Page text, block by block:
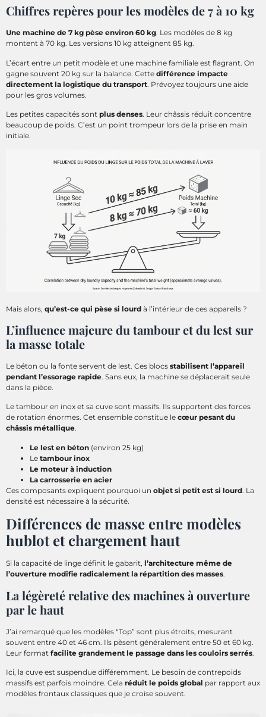
Chiffres repères pour les modèles de 7 à 10 kg
Une machine de 7 kg pèse environ 60 kg. Les modèles de 8 kg
montent à 70 kg. Les versions 10 kg atteignent 85 kg.
L’écart entre un petit modèle et une machine familiale est flagrant. On
gagne souvent 20 kg sur la balance. Cette différence impacte
directement la logistique du transport. Prévoyez toujours une aide
pour les gros volumes.
Les petites capacités sont plus denses. Leur châssis réduit concentre
beaucoup de poids. C’est un point trompeur lors de la prise en main
initiale.
Mais alors, qu’est-ce qui pèse si lourd à l’intérieur de ces appareils ?
L’influence majeure du tambour et du lest sur
la masse totale
Le béton ou la fonte servent de lest. Ces blocs stabilisent l’appareil
pendant l’essorage rapide. Sans eux, la machine se déplacerait seule
dans la pièce.
Le tambour en inox et sa cuve sont massifs. Ils supportent des forces
de rotation énormes. Cet ensemble constitue le cœur pesant du
châssis métallique.
Le lest en béton (environ 25 kg)
Le tambour inox
Le moteur à induction
La carrosserie en acier
Ces composants expliquent pourquoi un objet si petit est si lourd. La
densité est nécessaire à la sécurité.
Différences de masse entre modèles
hublot et chargement haut
Si la capacité de linge définit le gabarit, l’architecture même de
l’ouverture modifie radicalement la répartition des masses.
La légèreté relative des machines à ouverture
par le haut
J’ai remarqué que les modèles “Top” sont plus étroits, mesurant
souvent entre 40 et 46 cm. Ils pèsent généralement entre 50 et 60 kg.
Leur format facilite grandement le passage dans les couloirs serrés.
Ici, la cuve est suspendue différemment. Le besoin de contrepoids
massifs est parfois moindre. Cela réduit le poids global par rapport aux
modèles frontaux classiques que je croise souvent.